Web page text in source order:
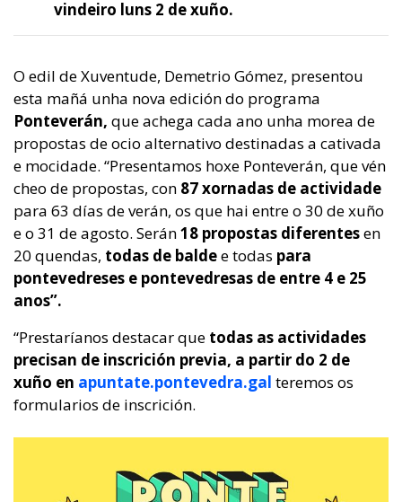
vindeiro luns 2 de xuño.
O edil de Xuventude, Demetrio Gómez, presentou
esta mañá unha nova edición do programa
Ponteverán, que achega cada ano unha morea de
propostas de ocio alternativo destinadas a cativada
e mocidade. “Presentamos hoxe Ponteverán, que vén
cheo de propostas, con 87 xornadas de actividade
para 63 días de verán, os que hai entre o 30 de xuño
e o 31 de agosto. Serán18 propostas diferentesen
20 quendas, todas de baldee todas para
pontevedreses e pontevedresas de entre 4 e 25
anos”.
“Prestaríanos destacar que todas as actividades
precisan de inscrición previa, a partir do 2 de
xuño en apuntate.pontevedra.gal teremos os
formularios de inscrición.